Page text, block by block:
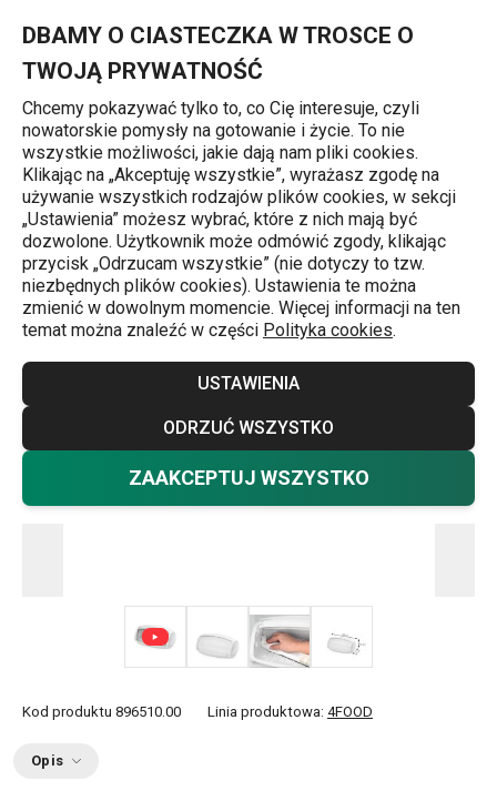
DBAMY O CIASTECZKA W TROSCE O
TWOJĄ PRYWATNOŚĆ
Chcemy pokazywać tylko to, co Cię interesuje, czyli
nowatorskie pomysły na gotowanie i życie. To nie
wszystkie możliwości, jakie dają nam pliki cookies.
Klikając na „Akceptuję wszystkie”, wyrażasz zgodę na
używanie wszystkich rodzajów plików cookies, w sekcji
„Ustawienia” możesz wybrać, które z nich mają być
dozwolone. Użytkownik może odmówić zgody, klikając
przycisk „Odrzucam wszystkie” (nie dotyczy to tzw.
niezbędnych plików cookies). Ustawienia te można
zmienić w dowolnym momencie. Więcej informacji na ten
temat można znaleźć w części Polityka cookies.
USTAWIENIA
ODRZUĆ WSZYSTKO
ZAAKCEPTUJ WSZYSTKO
Chlebaki
Chlebak 4FOOD 32 cm
Kod produktu 896510.00 Linia produktowa: 4FOOD
Opis